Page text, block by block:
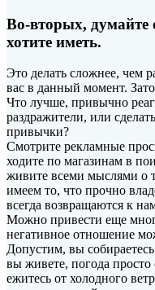
Во-вторых,
хотите иметь.
Это делать сложнее, чем
вас в данный момент. Зато
Что лучше, привычно
раздражители, или
привычки?
Смотрите рекламные
ходите по магазинам в
живите всеми мыслями о
имеем то, что прочно
всегда возвращаются к
Можно привести еще
негативное отношение
Допустим, вы
вы живете, погода
ежитесь от холодного